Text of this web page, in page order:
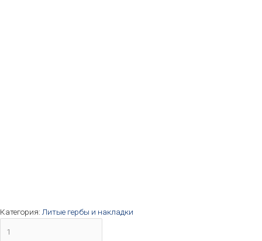
Категория: Литые гербы и накладки